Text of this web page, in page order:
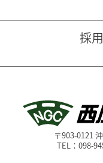
採
〒903-0121
TEL：098-